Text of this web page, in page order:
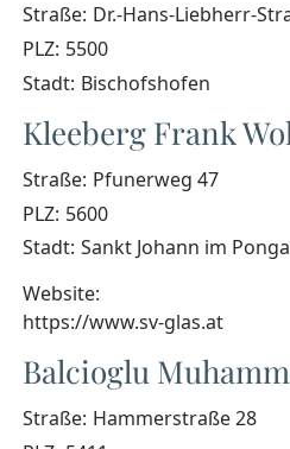
Straße: Dr.-Hans-Liebherr-
PLZ: 5500
Stadt: Bischofshofen
Kleeberg Frank
Straße: Pfunerweg 47
PLZ: 5600
Stadt: Sankt Johann im
Website:
https://www.sv-glas.at
Balcioglu
Straße: Hammerstraße 28